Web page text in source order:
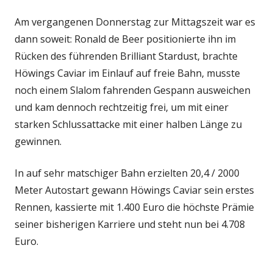
Am vergangenen Donnerstag zur Mittagszeit war es
dann soweit: Ronald de Beer positionierte ihn im
Rücken des führenden Brilliant Stardust, brachte
Höwings Caviar im Einlauf auf freie Bahn, musste
noch einem Slalom fahrenden Gespann ausweichen
und kam dennoch rechtzeitig frei, um mit einer
starken Schlussattacke mit einer halben Länge zu
gewinnen.
In auf sehr matschiger Bahn erzielten 20,4 / 2000
Meter Autostart gewann Höwings Caviar sein erstes
Rennen, kassierte mit 1.400 Euro die höchste Prämie
seiner bisherigen Karriere und steht nun bei 4.708
Euro.